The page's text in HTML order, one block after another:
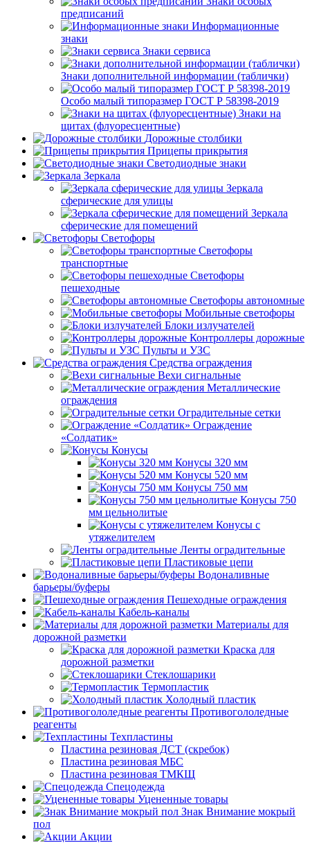
предписаний
Информационные
знаки
Знаки сервиса
Знаки дополнительной информации (таблички)
Особо малый типоразмер ГОСТ Р 58398-2019
Знаки на
щитах (флуоресцентные)
Дорожные столбики
Прицепы прикрытия
Светодиодные знаки
Зеркала
Зеркала
сферические для улицы
Зеркала
сферические для помещений
Светофоры
Светофоры
транспортные
Светофоры
пешеходные
Светофоры автономные
Мобильные светофоры
Блоки излучателей
Контроллеры дорожные
Пульты и УЗС
Средства ограждения
Вехи сигнальные
Металлические
ограждения
Оградительные сетки
Ограждение
«Солдатик»
Конусы
Конусы 320 мм
Конусы 520 мм
Конусы 750 мм
Конусы 750
мм цельнолитые
Конусы с
утяжелителем
Ленты оградительные
Пластиковые цепи
Водоналивные
барьеры/буферы
Пешеходные ограждения
Кабель-каналы
Материалы для
дорожной разметки
Краска для
дорожной разметки
Стеклошарики
Термопластик
Холодный пластик
Противогололедные
реагенты
Техпластины
Пластина резиновая ДСТ (скребок)
Пластина резиновая МБС
Пластина резиновая ТМКЩ
Спецодежда
Уцененные товары
Знак Внимание мокрый
пол
Акции